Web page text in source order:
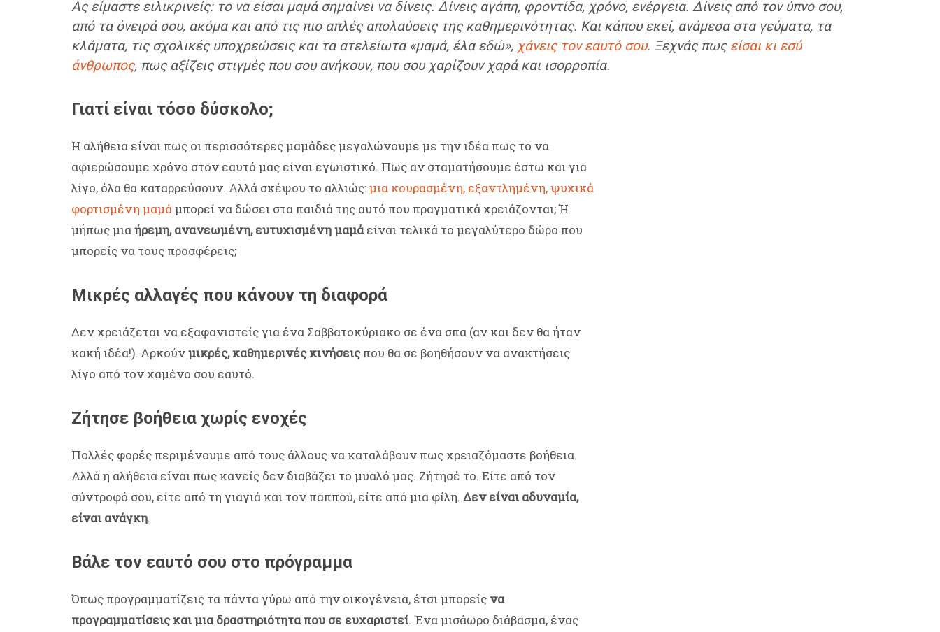
Ας είμαστε ειλικρινείς: το να είσαι μαμά σημαίνει να δίνεις. Δίνεις αγάπη, φροντίδα, χρόνο, ενέργεια. Δίνεις από τον ύπνο σου,
από τα όνειρά σου, ακόμα και από τις πιο απλές απολαύσεις της καθημερινότητας. Και κάπου εκεί, ανάμεσα στα γεύματα, τα
κλάματα, τις σχολικές υποχρεώσεις και τα ατελείωτα «μαμά, έλα εδώ», χάνεις τον εαυτό σου. Ξεχνάς πως είσαι κι εσύ
άνθρωπος, πως αξίζεις στιγμές που σου ανήκουν, που σου χαρίζουν χαρά και ισορροπία.
Γιατί είναι τόσο δύσκολο;
Η αλήθεια είναι πως οι περισσότερες μαμάδες μεγαλώνουμε με την ιδέα πως το να
αφιερώσουμε χρόνο στον εαυτό μας είναι εγωιστικό. Πως αν σταματήσουμε έστω και για
λίγο, όλα θα καταρρεύσουν. Αλλά σκέψου το αλλιώς:μια κουρασμένη, εξαντλημένη, ψυχικά
φορτισμένη μαμάμπορεί να δώσει στα παιδιά της αυτό που πραγματικά χρειάζονται; Ή
μήπως μιαήρεμη, ανανεωμένη, ευτυχισμένη μαμάείναι τελικά το μεγαλύτερο δώρο που
μπορείς να τους προσφέρεις;
Μικρές αλλαγές που κάνουν τη διαφορά
Δεν χρειάζεται να εξαφανιστείς για ένα Σαββατοκύριακο σε ένα σπα (αν και δεν θα ήταν
κακή ιδέα!). Αρκούνμικρές, καθημερινές κινήσειςπου θα σε βοηθήσουν να ανακτήσεις
λίγο από τον χαμένο σου εαυτό.
Ζήτησε βοήθεια χωρίς ενοχές
Πολλές φορές περιμένουμε από τους άλλους να καταλάβουν πως χρειαζόμαστε βοήθεια.
Αλλά η αλήθεια είναι πως κανείς δεν διαβάζει το μυαλό μας. Ζήτησέ το. Είτε από τον
σύντροφό σου, είτε από τη γιαγιά και τον παππού, είτε από μια φίλη. Δεν είναι αδυναμία,
είναι ανάγκη.
Βάλε τον εαυτό σου στο πρόγραμμα
Όπως προγραμματίζεις τα πάντα γύρω από την οικογένεια, έτσι μπορείς να
προγραμματίσεις και μια δραστηριότητα που σε ευχαριστεί. Ένα μισάωρο διάβασμα, ένας